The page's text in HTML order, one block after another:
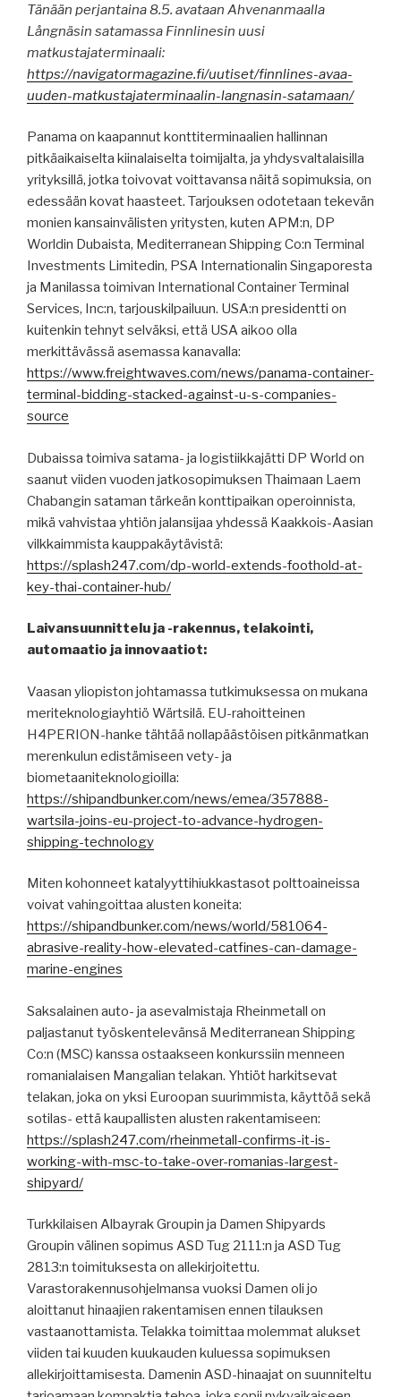
Tänään perjantaina 8.5. avataan Ahvenanmaalla
Långnäsin satamassa Finnlinesin uusi
matkustajaterminaali:
https://navigatormagazine.fi/uutiset/finnlines-avaa-
uuden-matkustajaterminaalin-langnasin-satamaan/
Panama on kaapannut konttiterminaalien hallinnan
pitkäaikaiselta kiinalaiselta toimijalta, ja yhdysvaltalaisilla
yrityksillä, jotka toivovat voittavansa näitä sopimuksia, on
edessään kovat haasteet. Tarjouksen odotetaan tekevän
monien kansainvälisten yritysten, kuten APM:n, DP
Worldin Dubaista, Mediterranean Shipping Co:n Terminal
Investments Limitedin, PSA Internationalin Singaporesta
ja Manilassa toimivan International Container Terminal
Services, Inc:n, tarjouskilpailuun. USA:n presidentti on
kuitenkin tehnyt selväksi, että USA aikoo olla
merkittävässä asemassa kanavalla:
https://www.freightwaves.com/news/panama-container-
terminal-bidding-stacked-against-u-s-companies-
source
Dubaissa toimiva satama- ja logistiikkajätti DP World on
saanut viiden vuoden jatkosopimuksen Thaimaan Laem
Chabangin sataman tärkeän konttipaikan operoinnista,
mikä vahvistaa yhtiön jalansijaa yhdessä Kaakkois-Aasian
vilkkaimmista kauppakäytävistä:
https://splash247.com/dp-world-extends-foothold-at-
key-thai-container-hub/
Laivansuunnittelu ja -rakennus, telakointi,
automaatio ja innovaatiot:
Vaasan yliopiston johtamassa tutkimuksessa on mukana
meriteknologiayhtiö Wärtsilä. EU-rahoitteinen
H4PERION-hanke tähtää nollapäästöisen pitkänmatkan
merenkulun edistämiseen vety- ja
biometaaniteknologioilla:
https://shipandbunker.com/news/emea/357888-
wartsila-joins-eu-project-to-advance-hydrogen-
shipping-technology
Miten kohonneet katalyyttihiukkastasot polttoaineissa
voivat vahingoittaa alusten koneita:
https://shipandbunker.com/news/world/581064-
abrasive-reality-how-elevated-catfines-can-damage-
marine-engines
Saksalainen auto- ja asevalmistaja Rheinmetall on
paljastanut työskentelevänsä Mediterranean Shipping
Co:n (MSC) kanssa ostaakseen konkurssiin menneen
romanialaisen Mangalian telakan. Yhtiöt harkitsevat
telakan, joka on yksi Euroopan suurimmista, käyttöä sekä
sotilas- että kaupallisten alusten rakentamiseen:
https://splash247.com/rheinmetall-confirms-it-is-
working-with-msc-to-take-over-romanias-largest-
shipyard/
Turkkilaisen Albayrak Groupin ja Damen Shipyards
Groupin välinen sopimus ASD Tug 2111:n ja ASD Tug
2813:n toimituksesta on allekirjoitettu.
Varastorakennusohjelmansa vuoksi Damen oli jo
aloittanut hinaajien rakentamisen ennen tilauksen
vastaanottamista. Telakka toimittaa molemmat alukset
viiden tai kuuden kuukauden kuluessa sopimuksen
allekirjoittamisesta. Damenin ASD-hinaajat on suunniteltu